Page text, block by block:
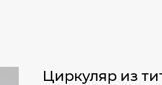
Циркуляр из